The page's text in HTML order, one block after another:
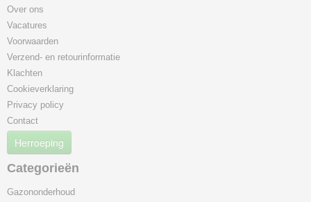
Over ons
Vacatures
Voorwaarden
Verzend- en retourinformatie
Klachten
Cookieverklaring
Privacy policy
Contact
Herroeping
Categorieën
Gazononderhoud